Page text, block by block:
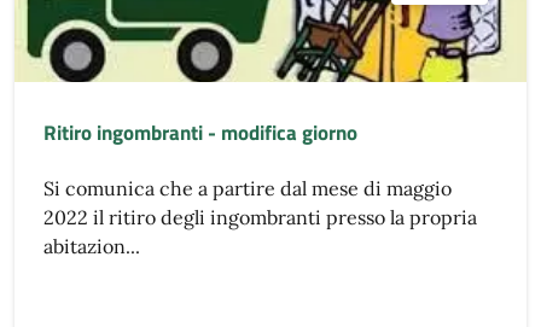
Ritiro ingombranti - modifica giorno
Si comunica che a partire dal mese di maggio
2022 il ritiro degli ingombranti presso la propria
abitazion...